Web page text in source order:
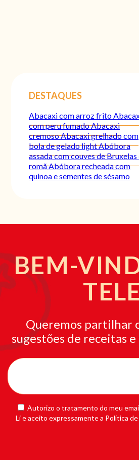
DESTAQUES
Abacaxi com arroz frito
com peru fumadoAbacaxi
cremosoAbacaxi grelhado com
bola de gelado lightAbóbora
assada com couves de Bruxelas
romãAbóbora recheada com
quinoa e sementes de sésamo
BEM-
Queremos partilhar
sugestões de receitas
Autorizo o tratamento do meu
Li e aceito expressamente a Política